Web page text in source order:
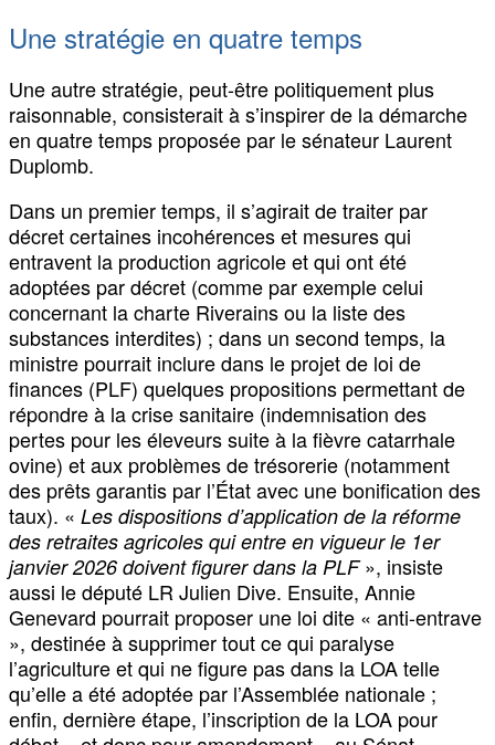
Une stratégie en quatre temps
Une autre stratégie, peut-être politiquement plus
raisonnable, consisterait à s’inspirer de la démarche
en quatre temps proposée par le sénateur Laurent
Duplomb.
Dans un premier temps, il s’agirait de traiter par
décret certaines incohérences et mesures qui
entravent la production agricole et qui ont été
adoptées par décret (comme par exemple celui
concernant la charte Riverains ou la liste des
substances interdites) ; dans un second temps, la
ministre pourrait inclure dans le projet de loi de
finances (PLF) quelques propositions permettant de
répondre à la crise sanitaire (indemnisation des
pertes pour les éleveurs suite à la fièvre catarrhale
ovine) et aux problèmes de trésorerie (notamment
des prêts garantis par l’État avec une bonification des
taux). « Les dispositions d’application de la réforme
des retraites agricoles qui entre en vigueur le 1er
janvier 2026 doivent figurer dans la PLF», insiste
aussi le député LR Julien Dive. Ensuite, Annie
Genevard pourrait proposer une loi dite « anti-entrave
», destinée à supprimer tout ce qui paralyse
l’agriculture et qui ne figure pas dans la LOA telle
qu’elle a été adoptée par l’Assemblée nationale ;
enfin, dernière étape, l’inscription de la LOA pour